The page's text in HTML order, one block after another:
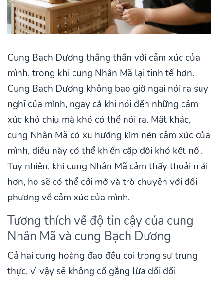
Cung Bạch Dương thẳng thắn với cảm xúc của
mình, trong khi cung Nhân Mã lại tinh tế hơn.
Cung Bạch Dương không bao giờ ngại nói ra suy
nghĩ của mình, ngay cả khi nói đến những cảm
xúc khó chịu mà khó có thể nói ra. Mặt khác,
cung Nhân Mã có xu hướng kìm nén cảm xúc của
mình, điều này có thể khiến cặp đôi khó kết nối.
Tuy nhiên, khi cung Nhân Mã cảm thấy thoải mái
hơn, họ sẽ có thể cởi mở và trò chuyện với đối
phương về cảm xúc của mình.
Tương thích về độ tin cậy của cung
Nhân Mã và cung Bạch Dương
Cả hai cung hoàng đạo đều coi trọng sự trung
thực, vì vậy sẽ không cố gắng lừa dối đối